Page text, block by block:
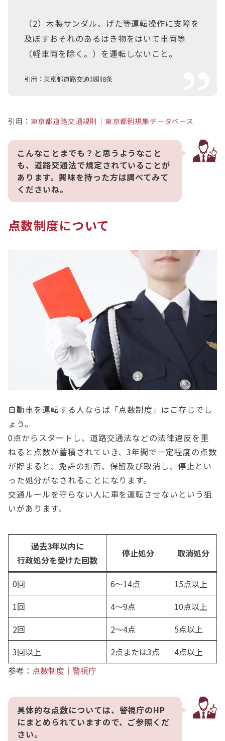
（2）木製サンダル、げた等運転操作に支障を
及ぼすおそれのあるはき物をはいて車両等
（軽車両を除く。）を運転しないこと。
引用：東京都道路交通規則8条
引用： 東京都道路交通規則｜東京都例規集データベース
こんなことまでも？と思うようなこと
も、道路交通法で規定されていることが
あります。興味を持った方は調べてみて
くださいね。
点数制度について
自動車を運転する人ならば「点数制度」はご存じでし
ょう。
0点からスタートし、道路交通法などの法律違反を重
ねると点数が蓄積されていき、3年間で一定程度の点数
が貯まると、免許の拒否、保留及び取消し、停止とい
った処分がなされることになります。
交通ルールを守らない人に車を運転させないという狙
いがあります。
過去3年以内に
行政処分を受けた回数
停止処分 取消処分
0回 6～14点
15点以上
1回
4～9点
10点以上
2回
2～4点
5点以上
3回以上
2点または3点
4点以上
参考： 点数制度｜警視庁
具体的な点数については、警視庁のHP
にまとめられていますので、ご参照くだ
さい。